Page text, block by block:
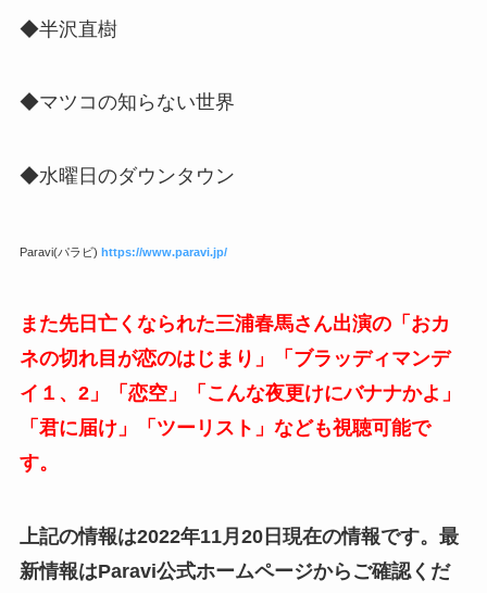
◆半沢直樹
◆マツコの知らない世界
◆水曜日のダウンタウン
Paravi(パラビ) https://www.paravi.jp/
また先日亡くなられた三浦春馬さん出演の「おカ
ネの切れ目が恋のはじまり」「ブラッディマンデ
イ１、2」「恋空」「こんな夜更けにバナナかよ」
「君に届け」「ツーリスト」なども視聴可能で
す。
上記の情報は2022年11月20日現在の情報です。最
新情報はParavi公式ホームページからご確認くだ